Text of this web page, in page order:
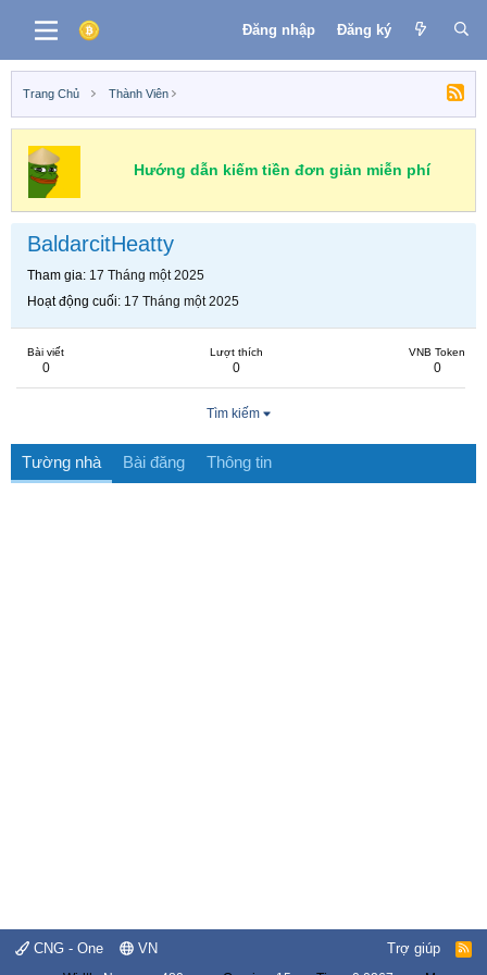
Đăng nhập Đăng ký
Trang Chủ Thành Viên
Hướng dẫn kiếm tiền đơn giản miễn phí
BaldarcitHeatty
Tham gia 17 Tháng một 2025
Hoạt động cuối 17 Tháng một 2025
Bài viết
0
Lượt thích
0
VNB Token
0
Tìm kiếm
Tường nhà Bài đăng Thông tin
CNG - One VN Trợ giúp
R